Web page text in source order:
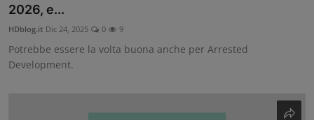
Contatti
Community
2026, e...
HDblog.it Dic 24, 2025 0 9
Potrebbe essere la volta buona anche per Arrested
Development.